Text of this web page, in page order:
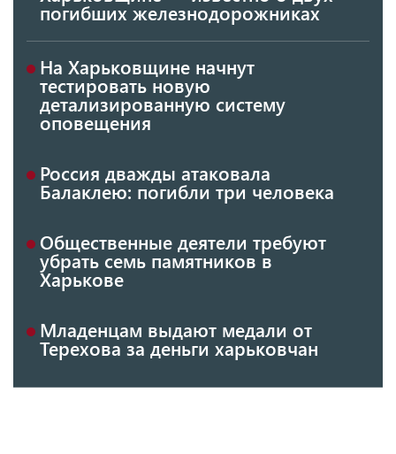
погибших железнодорожниках
На Харьковщине начнут
тестировать новую
детализированную систему
оповещения
Россия дважды атаковала
Балаклею: погибли три человека
Общественные деятели требуют
убрать семь памятников в
Харькове
Младенцам выдают медали от
Терехова за деньги харьковчан